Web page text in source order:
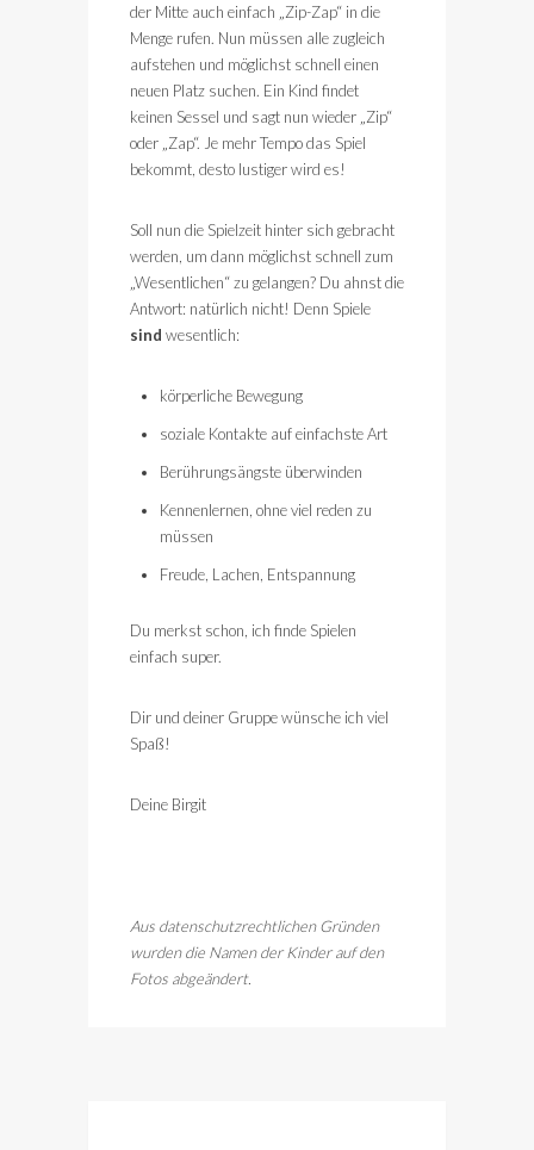
der Mitte auch einfach „Zip-Zap“ in die
Menge rufen. Nun müssen alle zugleich
aufstehen und möglichst schnell einen
neuen Platz suchen. Ein Kind findet
keinen Sessel und sagt nun wieder „Zip“
oder „Zap“. Je mehr Tempo das Spiel
bekommt, desto lustiger wird es!
Soll nun die Spielzeit hinter sich gebracht
werden, um dann möglichst schnell zum
„Wesentlichen“ zu gelangen? Du ahnst die
Antwort: natürlich nicht! Denn Spiele
sind wesentlich:
körperliche Bewegung
soziale Kontakte auf einfachste Art
Berührungsängste überwinden
Kennenlernen, ohne viel reden zu
müssen
Freude, Lachen, Entspannung
Du merkst schon, ich finde Spielen
einfach super.
Dir und deiner Gruppe wünsche ich viel
Spaß!
Deine Birgit
Aus datenschutzrechtlichen Gründen
wurden die Namen der Kinder auf den
Fotos abgeändert.